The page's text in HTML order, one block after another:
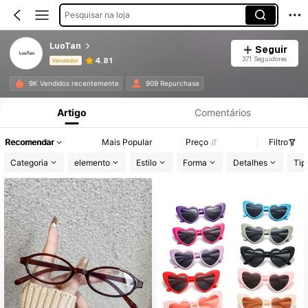
Pesquisar na loja
LuoTan
Vendedor 4.81
Seguir
371 Seguidores
9K Vendidos recentemente 909 Repurchase
Informações do Produto: Divulgação de Preço, Vendas e Detalhes de Stock.
Artigo Comentários
Recomendar Mais Popular Preço
Filtro
Categoria
elemento Estilo Forma Detalhes